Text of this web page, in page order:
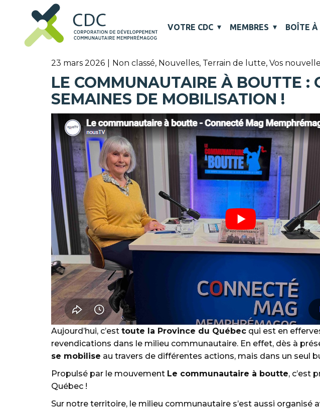
VOTRE CDC MEMBRES BOÎTE À
23 mars 2026 Non classé, Nouvelles, Terrain de lutte, Vos
LE COMMUNAUTAIRE À BOUTTE :
SEMAINES DE MOBILISATION !
Aujourd’hui, c’est toute la Province du Québec qui est en
revendications dans le milieu communautaire. En effet, dès à
se mobilise au travers de différentes actions, mais dans un seul
Propulsé par le mouvement Le communautaire à boutte, c’est
Québec !
Sur notre territoire, le milieu communautaire s’est aussi organisé